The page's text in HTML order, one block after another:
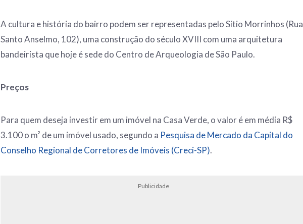
A cultura e história do bairro podem ser representadas pelo Sítio Morrinhos (Rua
Santo Anselmo, 102), uma construção do século XVIII com uma arquitetura
bandeirista que hoje é sede do Centro de Arqueologia de São Paulo.
Preços
Para quem deseja investir em um imóvel na Casa Verde, o valor é em média R$
3.100 o m² de um imóvel usado, segundo a Pesquisa de Mercado da Capital do
Conselho Regional de Corretores de Imóveis (Creci-SP).
Publicidade